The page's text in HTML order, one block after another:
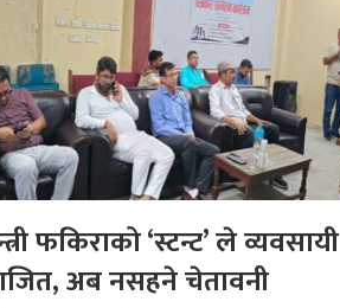
फकिराको ‘स्टन्ट’ ले व्यवसायी
अब नसहने चेतावनी